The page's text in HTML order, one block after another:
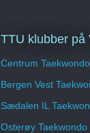
TTU klubber på
Centrum Taekwondo
Bergen Vest
Sædalen IL
Osterøy Taekwondo